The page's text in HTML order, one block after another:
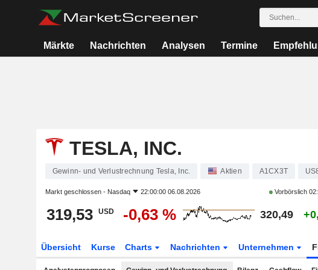
Märkte Nachrichten Analysen Termine
TESLA, INC.
Gewinn- und Verlustrechnung Tesla, Inc. Aktien A1CX3T
Markt geschlossen - Nasdaq 22:00:00 06.08.2026 Vorbörslich
319,53 USD -0,63 % 320,49
Übersicht Kurse Charts Nachrichten Unternehmen